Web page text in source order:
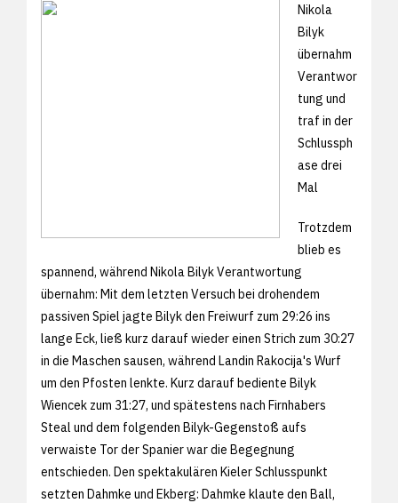
Nikola
Bilyk
übernahm
Verantwor
tung und
traf in der
Schlussph
ase drei
Mal
Trotzdem
blieb es
spannend, während Nikola Bilyk Verantwortung
übernahm: Mit dem letzten Versuch bei drohendem
passiven Spiel jagte Bilyk den Freiwurf zum 29:26 ins
lange Eck, ließ kurz darauf wieder einen Strich zum 30:27
in die Maschen sausen, während Landin Rakocija's Wurf
um den Pfosten lenkte. Kurz darauf bediente Bilyk
Wiencek zum 31:27, und spätestens nach Firnhabers
Steal und dem folgenden Bilyk-Gegenstoß aufs
verwaiste Tor der Spanier war die Begegnung
entschieden. Den spektakulären Kieler Schlusspunkt
setzten Dahmke und Ekberg: Dahmke klaute den Ball,